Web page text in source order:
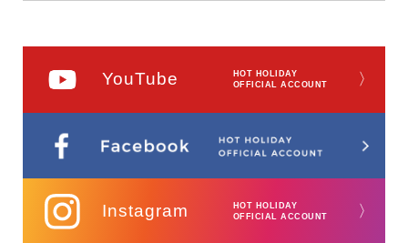
YouTube
HOT HOLIDAY
OFFICIAL ACCOUNT
〉
Instagram
HOT HOLIDAY
OFFICIAL ACCOUNT
〉